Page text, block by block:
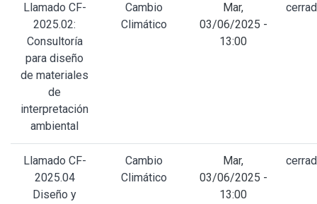
Llamado CF-
2025.02:
Consultoría
para diseño
de materiales
de
interpretación
ambiental
Cambio
Climático
Mar,
03/06/2025 -
13:00
Llamado CF-
2025.04
Diseño y
Cambio
Climático
Mar,
03/06/2025 -
13:00